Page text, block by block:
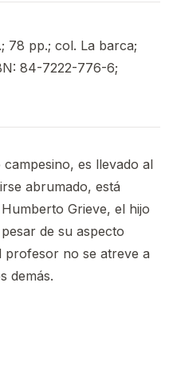
78 pp.; col. La barca;
84-7222-776-6;
es llevado al
abrumado, está
Grieve, el hijo
de su aspecto
profesor no se atreve a
demás.